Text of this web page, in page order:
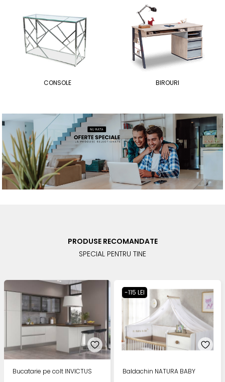
CONSOLE BIROURI
PRODUSE RECOMANDATE
SPECIAL PENTRU TINE
Bucatarie pe colt INVICTUS
-115 LEI
Baldachin NATURA BABY